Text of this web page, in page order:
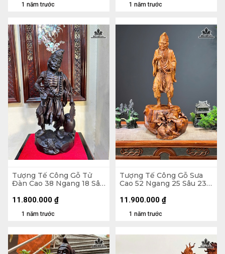
1 năm trước 1 năm trước
Tượng Tế Công Gỗ Tử
Đàn Cao 38 Ngang 18 Sâu
1 năm trước
11.800.000 ₫
Tượng Tế Công Gỗ Sưa
Cao 52 Ngang 25 Sâu 23
1 năm trước
11.900.000 ₫